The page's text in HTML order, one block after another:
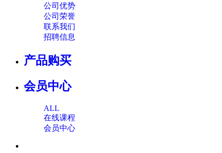
公司优势
公司荣誉
联系我们
招聘信息
产品购买
会员中心
ALL
在线课程
会员中心